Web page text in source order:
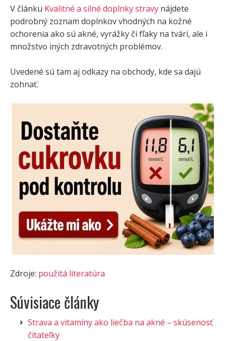
V článku Kvalitné a silné doplnky stravy nájdete
podrobný zoznam doplnkov vhodných na kožné
ochorenia ako sú akné, vyrážky či fľaky na tvári, ale i
množstvo iných zdravotných problémov.
Uvedené sú tam aj odkazy na obchody, kde sa dajú
zohnať.
Zdroje: použitá literatúra
Súvisiace články
Strava a vitamíny ako liečba na akné – skúsenosť
čitateľky